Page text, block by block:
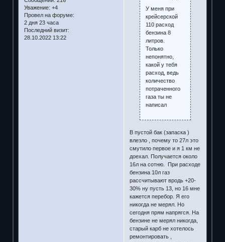
Уважение: +4
Провел на форуме:
2 дня 23 часа
Последний визит:
28.10.2022 13:22
У меня при
крейсерской
110 расход
бензина 8
литров.
Только
непонятно,
какой у тебя
расход, ведь
количество
потраченного
газа ты не
написал
В пустой бак (запаска )
влезло , почему то 27л это
смутило первое и я 1 км не
доехал. Получается около
16л на сотню. При расходе
бензина 10л газ
рассчитывают вродь +20-
30% ну пусть 13, но 16 мне
кажется перебор. Я его
никогда не мерял. Но
сегодня прям напрягся. На
бензине не мерял никогда,
старый карб не хотелось
ремонтировать ,